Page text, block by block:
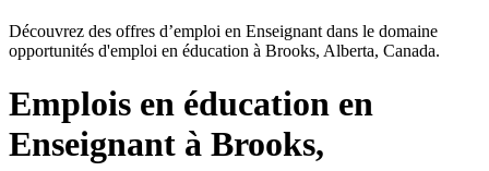
Découvrez des offres d’emploi en Enseignant dans le domaine
opportunités d'emploi en éducation à Brooks, Alberta, Canada.
Emplois en éducation en
Enseignant à Brooks,